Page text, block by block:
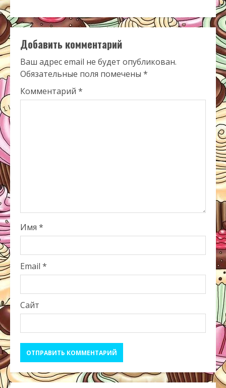
Добавить комментарий
Ваш адрес email не будет опубликован.
Обязательные поля помечены *
Комментарий *
Имя *
Email *
Сайт